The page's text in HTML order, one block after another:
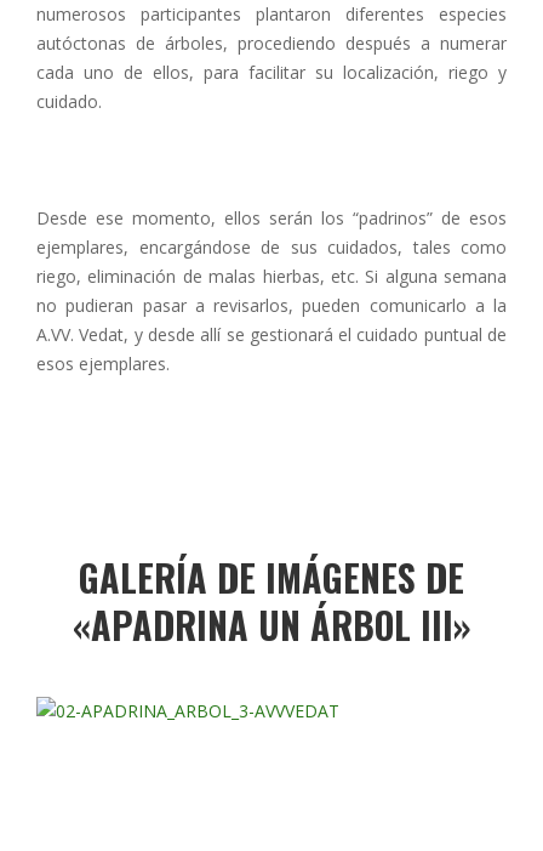
numerosos participantes plantaron diferentes especies
autóctonas de árboles, procediendo después a numerar
cada uno de ellos, para facilitar su localización, riego y
cuidado.
Desde ese momento, ellos serán los “padrinos” de esos
ejemplares, encargándose de sus cuidados, tales como
riego, eliminación de malas hierbas, etc. Si alguna semana
no pudieran pasar a revisarlos, pueden comunicarlo a la
A.VV. Vedat, y desde allí se gestionará el cuidado puntual de
esos ejemplares.
GALERÍA DE IMÁGENES DE
«APADRINA UN ÁRBOL III»